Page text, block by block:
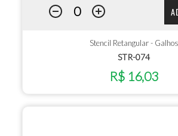
Stencil Retangular - Galhos
STR-074
R$ 16,03